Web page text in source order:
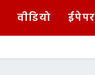
वीडियो ईपेपर